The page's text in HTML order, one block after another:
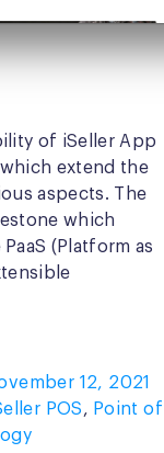
of iSeller App
extend the
aspects. The
which
(Platform as
12, 2021
POS, Point of